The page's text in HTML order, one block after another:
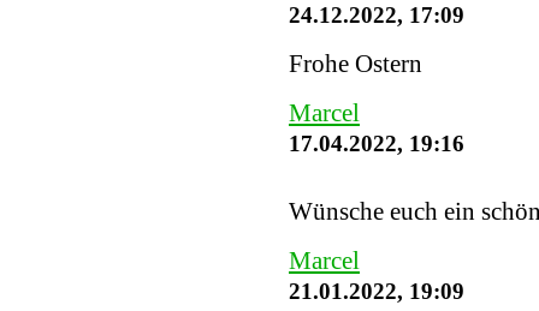
24.12.2022, 17:09
Frohe Ostern
Marcel
17.04.2022, 19:16
Wünsche euch ein
Marcel
21.01.2022, 19:09